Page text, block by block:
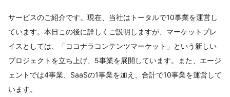
サービスのご紹介です。現在、当社はトータルで10事業を運営し
ています。本日この後に詳しくご説明しますが、マーケットプレ
イスとしては、「ココナラコンテンツマーケット」という新しい
プロジェクトを立ち上げ、5事業を展開しています。また、エージ
ェントでは4事業、SaaSの1事業を加え、合計で10事業を運営して
います。